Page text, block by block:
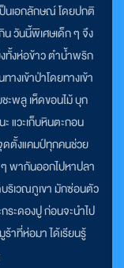
นเอกลักษณ์ โดยปกติ
วันนี้พิเศษเด็ก ๆ จึง
ทั้งห่อข้าว ตำน้ำพริก
งเข้าป่าโดยทางเข้า
ะพลู เห็ดขอนไม้ บุก
แวะเก็บหินตะกอน
ดตั้งแคมป์ทุกคนช่วย
พากันออกไปหาปลา
ริเวณภูเขา มักซ่อนตัว
ระดองปู ก่อนจะนำไป
าที่ห่อมา ได้เรียนรู้